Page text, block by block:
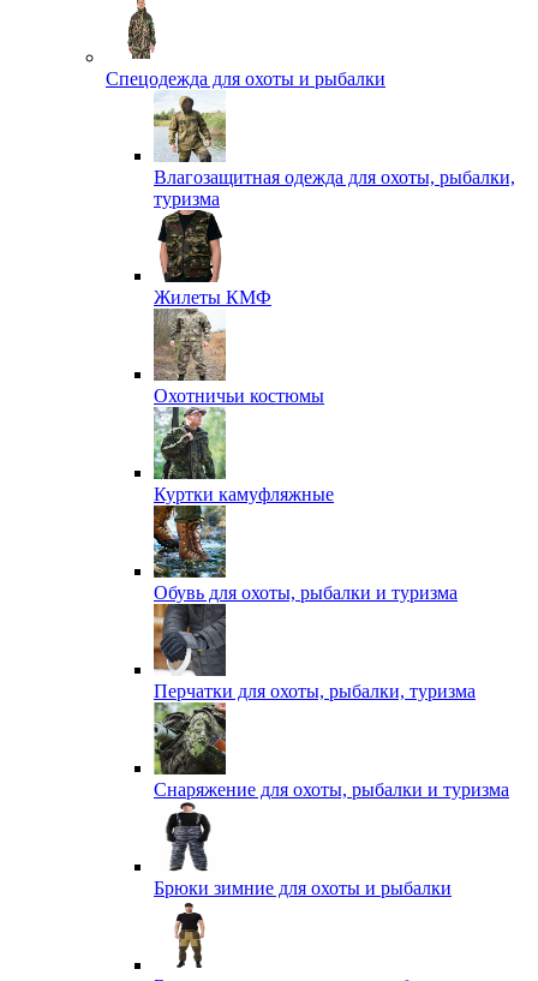
Спецодежда для охоты и рыбалки
Влагозащитная одежда для охоты, рыбалки,
туризма
Жилеты КМФ
Охотничьи костюмы
Куртки камуфляжные
Обувь для охоты, рыбалки и туризма
Перчатки для охоты, рыбалки, туризма
Снаряжение для охоты, рыбалки и туризма
Брюки зимние для охоты и рыбалки